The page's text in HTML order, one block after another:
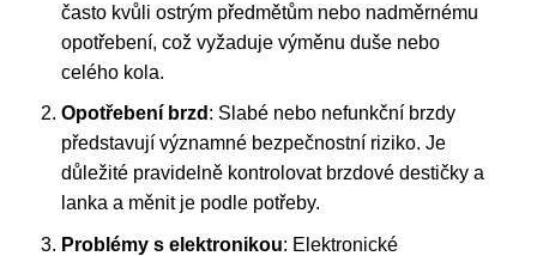
často kvůli ostrým předmětům nebo nadměrnému
opotřebení, což vyžaduje výměnu duše nebo
celého kola.
Opotřebení brzd : Slabé nebo nefunkční brzdy
představují významné bezpečnostní riziko. Je
důležité pravidelně kontrolovat brzdové destičky a
lanka a měnit je podle potřeby.
Problémy s elektronikou: Elektronické